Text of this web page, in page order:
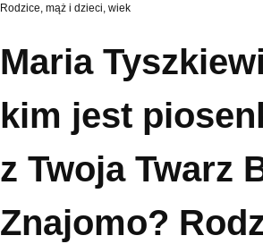
Rodzice, mąż i dzieci, wiek
Maria
kim jest
z Twoja Twarz
Znajomo?